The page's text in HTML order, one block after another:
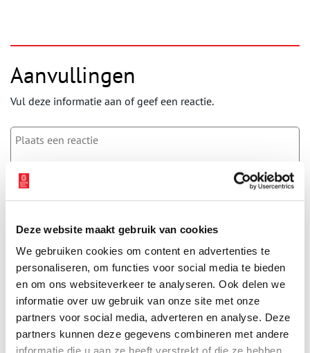
Deze website maakt gebruik van cookies
We gebruiken cookies om content en advertenties te
personaliseren, om functies voor social media te bieden
en om ons websiteverkeer te analyseren. Ook delen we
informatie over uw gebruik van onze site met onze
partners voor social media, adverteren en analyse. Deze
partners kunnen deze gegevens combineren met andere
Aanvullingen
Vul deze informatie aan of geef een reactie.
Vereiste velden zijn gemarkeerd met *. Het e-mailadres wordt niet
gepubliceerd.
E-mail*
Vink dit aan als u op de hoogte gehouden wil worden.